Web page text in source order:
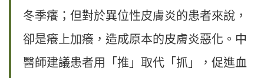
冬季癢；但對於異位性皮膚炎的患者來說，
卻是癢上加癢，造成原本的皮膚炎惡化。中
醫師建議患者用「推」取代「抓」，促進血